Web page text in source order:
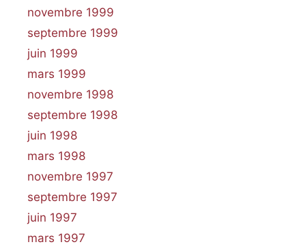
novembre 1999
septembre 1999
juin 1999
mars 1999
novembre 1998
septembre 1998
juin 1998
mars 1998
novembre 1997
septembre 1997
juin 1997
mars 1997